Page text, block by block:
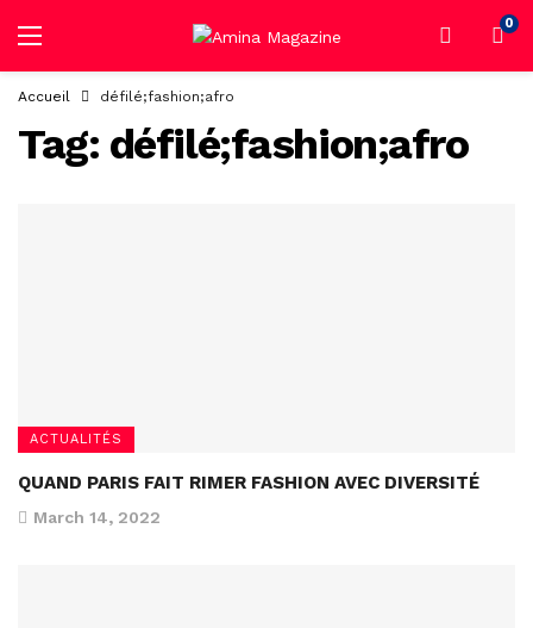
0
Accueil défilé;fashion;afro
Tag: défilé;fashion;afro
ACTUALITÉS
QUAND PARIS FAIT RIMER FASHION AVEC DIVERSITÉ
March 14, 2022